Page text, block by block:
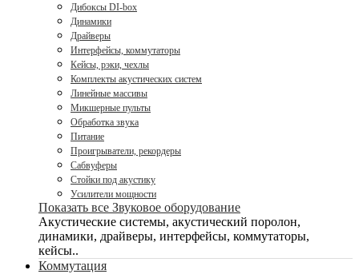
Дибоксы DI-box
Динамики
Драйверы
Интерфейсы, коммутаторы
Кейсы, рэки, чехлы
Комплекты акустических систем
Линейные массивы
Микшерные пульты
Обработка звука
Питание
Проигрыватели, рекордеры
Сабвуферы
Стойки под акустику
Усилители мощности
Показать все Звуковое оборудование
Акустические системы, акустический поролон,
динамики, драйверы, интерфейсы, коммутаторы,
кейсы..
Коммутация